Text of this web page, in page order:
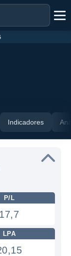
Indicadores
P/L
17,7
LPA